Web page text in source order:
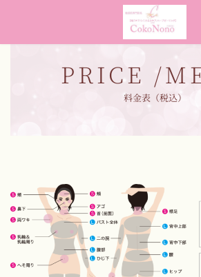
ン
ー
PRICE /
料金表（税込）